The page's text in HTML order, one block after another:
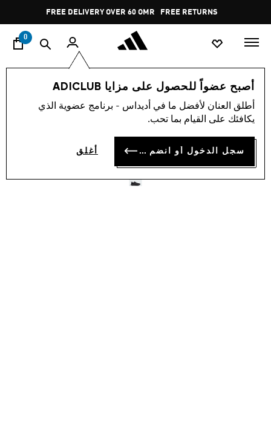
Pause
promotion
rotation
FREE DELIVERY OVER 60 OMR FREE RETURNS
0
أصبح عضواً للحصول على مزايا ADICLUB
أطلق العنان لأفضل ما في أديداس - برنامج عضوية الذي
يكافئك على القيام بما تحب.
سجل الدخول أو انضم الآن أغلق
الرجال أحذية
حذاء RUNFALCON 5 TR
RUNNING
OMR 37.75